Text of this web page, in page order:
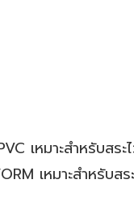
หมาะสำหรับสระไ
เหมาะสำหรับสร